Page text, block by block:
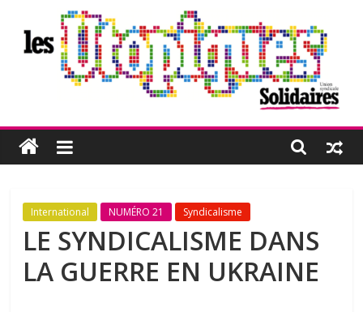
contenu
Les
Utopiques
Revue
réflexion
éditée
par
International NUMÉRO 21 Syndicalisme
LE SYNDICALISME DANS
LA GUERRE EN UKRAINE